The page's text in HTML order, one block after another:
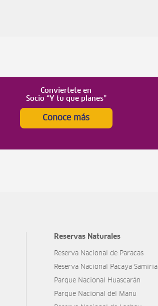
Conviértete en
Socio “Y tú qué planes”
Conoce más
Reservas Naturales
Reserva Nacional de Paracas
Reserva Nacional Pacaya Samiria
Parque Nacional Huascarán
Parque Nacional del Manu